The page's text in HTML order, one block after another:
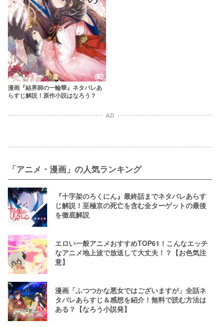
漫画『結界師の一輪華』ネタバレあ
らすじ解説！原作小説はなろう？
AD
「アニメ・漫画」の人気ランキング
『十字架のろくにん』最終話までネタバレあらす
じ解説！至極京の死亡を含む全ターゲットの最後
を徹底解説
エロい一般アニメおすすめTOP61！こんなエッチ
なアニメ地上波で放送して大丈夫！？【お色気注
意】
漫画「ふつつかな悪女ではございますが」全話ネ
タバレあらすじ＆感想を紹介！無料で読む方法は
ある？【なろう小説発】